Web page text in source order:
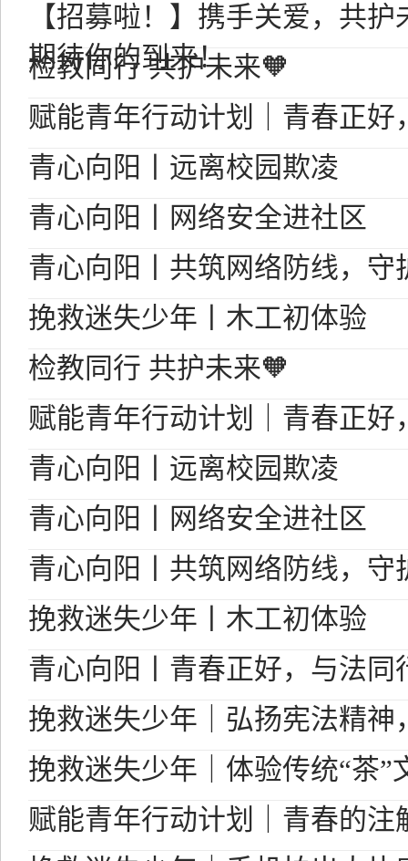
【招募啦！】携手关爱，共
期待你的到来！
检教同行 共护未来🧡
赋能青年行动计划｜青春正好
青心向阳丨远离校园欺凌
青心向阳丨网络安全进社区
青心向阳丨共筑网络防线，守
挽救迷失少年丨木工初体验
检教同行 共护未来🧡
赋能青年行动计划｜青春正好
青心向阳丨远离校园欺凌
青心向阳丨网络安全进社区
青心向阳丨共筑网络防线，守
挽救迷失少年丨木工初体验
青心向阳丨青春正好，与法同
挽救迷失少年｜弘扬宪法精神
挽救迷失少年｜体验传统“茶”
赋能青年行动计划｜青春的注